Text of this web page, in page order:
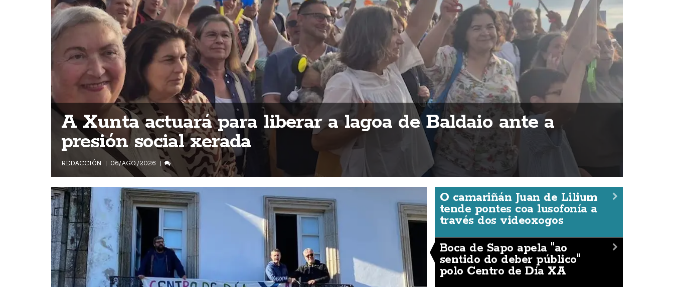
A Xunta actuará para liberar a lagoa de Baldaio ante a
presión social xerada
REDACCIÓN 06/AGO./2026
O camariñán Juan de Lilium
tende pontes coa lusofonía a
través dos videoxogos
Boca de Sapo apela "ao
sentido do deber público"
polo Centro de Día XA